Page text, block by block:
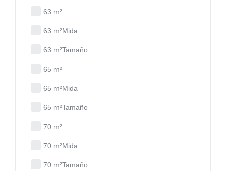
63 m²
63 m²Mida
63 m²Tamaño
65 m²
65 m²Mida
65 m²Tamaño
70 m²
70 m²Mida
70 m²Tamaño